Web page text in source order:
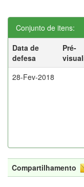
Conjunto de itens:
Data de
defesa
Pré-
28-Fev-2018
Compartilhamento